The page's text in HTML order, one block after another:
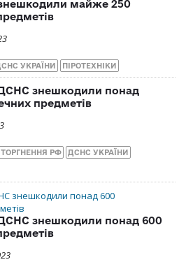
знешкодили майже 250
УКРАЇНИ ПІРОТЕХНІКИ
ДСНС знешкодили понад
предметів
РФ ДСНС УКРАЇНИ
ДСНС знешкодили понад 600